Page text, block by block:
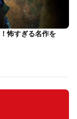
怖すぎる名作を